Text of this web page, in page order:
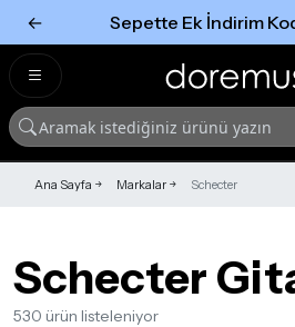
← Sepette Ek İndirim
Ana Sayfa Markalar Schecter
Schecter
530 ürün listeleniyor